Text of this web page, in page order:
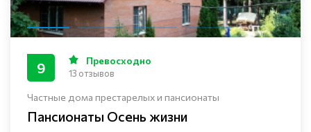
Частные дома престарелых и пансионаты
Пансионаты Осень жизни
9 Превосходно
13 отзывов